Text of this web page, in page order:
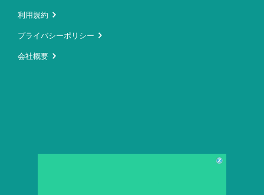
利用規約
プライバシーポリシー
会社概要